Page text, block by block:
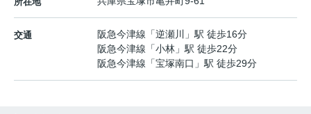
交通 阪急今津線 「逆瀬川
」駅 徒歩16分
阪急今津線 「小林 」駅 徒歩22分
阪急今津線 「宝塚南口 」駅 徒歩29分